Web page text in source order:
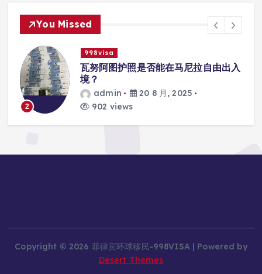
You Missed
3
998visa
瓦努阿图护照是否能在马尼拉使用国际
学校的注册？
admin
20 8 月, 2025
817 views
Copyright © 2026 菲律宾环球移民-998VISA | Powered by
Desert Themes